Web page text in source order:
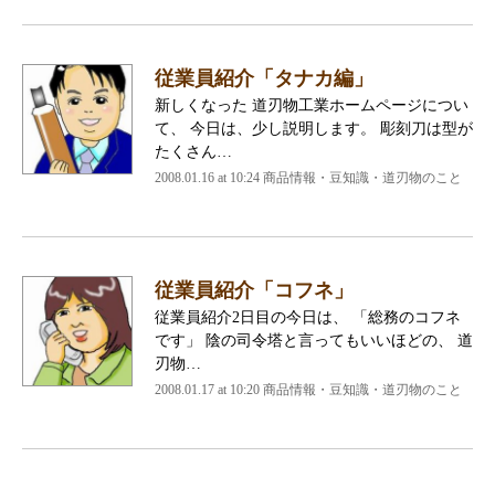
従業員紹介「タナカ編」
新しくなった 道刃物工業ホームページについ
て、 今日は、少し説明します。 彫刻刀は型が
たくさん…
2008.01.16 at 10:24 商品情報・豆知識・道刃物のこと
従業員紹介「コフネ」
従業員紹介2日目の今日は、 「総務のコフネ
です」 陰の司令塔と言ってもいいほどの、 道
刃物…
2008.01.17 at 10:20 商品情報・豆知識・道刃物のこと